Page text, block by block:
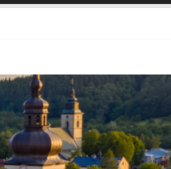
Grupa
zagospodarowania